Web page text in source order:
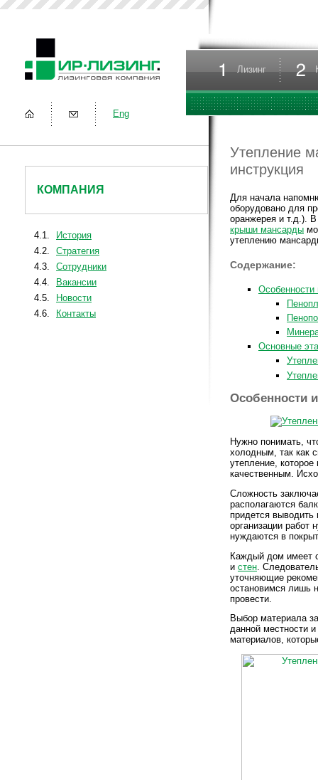
Eng
КОМПАНИЯ
4.1.
История
4.2.
Стратегия
4.3.
Сотрудники
4.4.
Вакансии
4.5.
Новости
4.6.
Контакты
Лизинг
Утепление
инструкция
Для начала
оборудовано для
оранжерея и т.д.). В
крыши мансарды
утеплению
Содержание:
Основные
Особенности
Нужно понимать,
холодным, так как
утепление,
качественным.
Сложность
располагаются
придется
организации работ
нуждаются в
Каждый дом имеет
и стен .
уточняющие
остановимся лишь
провести.
Выбор материала
данной местности
материалов,